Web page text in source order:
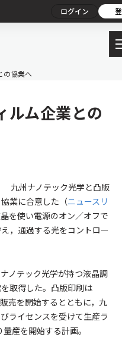
ログイン
の協業へ
ルム企業との
九州ナノテック光学と凸版
業に合意した（ニュースリ
を使い電源のオン／オフで
，通過する光をコントロー
ノテック光学が持つ液晶調
取得した。凸版印刷は
売を開始するとともに，九
ライセンスを受けて生産ラ
産を開始する計画。